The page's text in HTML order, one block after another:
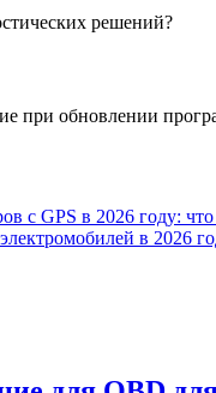
решений?
при обновлении
с GPS в 2026 году:
в 2026